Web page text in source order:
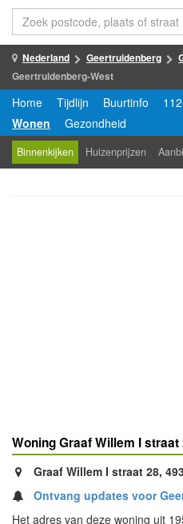
Nederland Geertruidenberg
Geertruidenberg-West
Home Tijdlijn Buurtinfo 112
Wonen
Gezondheid
Binnenkijken Huizenprijzen
Woning Graaf Willem I
Graaf Willem I straat 28,
Ontvang updates voor
Het adres van deze woning uit